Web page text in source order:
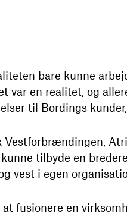
bare kunne
var en realitet, og
til Bordings
tilbyde en
vest i egen
fusionere en